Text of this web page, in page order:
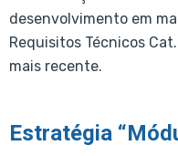
desenvolvimento em
Requisitos Técnicos
mais recente.
Estratégia